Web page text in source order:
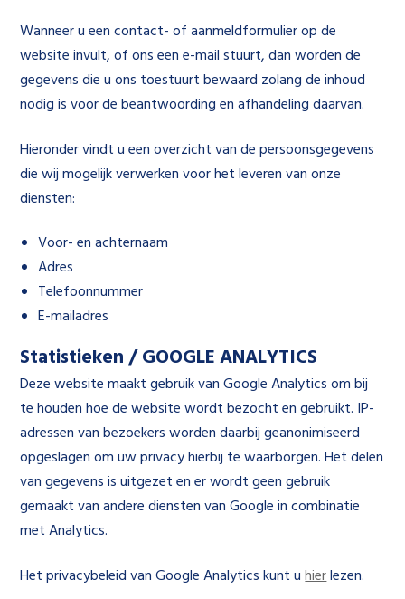
Wanneer u een contact- of aanmeldformulier op de
website invult, of ons een e-mail stuurt, dan worden de
gegevens die u ons toestuurt bewaard zolang de inhoud
nodig is voor de beantwoording en afhandeling daarvan.
Hieronder vindt u een overzicht van de persoonsgegevens
die wij mogelijk verwerken voor het leveren van onze
diensten:
Voor- en achternaam
Adres
Telefoonnummer
E-mailadres
Statistieken / GOOGLE ANALYTICS
Deze website maakt gebruik van Google Analytics om bij
te houden hoe de website wordt bezocht en gebruikt. IP-
adressen van bezoekers worden daarbij geanonimiseerd
opgeslagen om uw privacy hierbij te waarborgen. Het delen
van gegevens is uitgezet en er wordt geen gebruik
gemaakt van andere diensten van Google in combinatie
met Analytics.
Het privacybeleid van Google Analytics kunt uhierlezen.